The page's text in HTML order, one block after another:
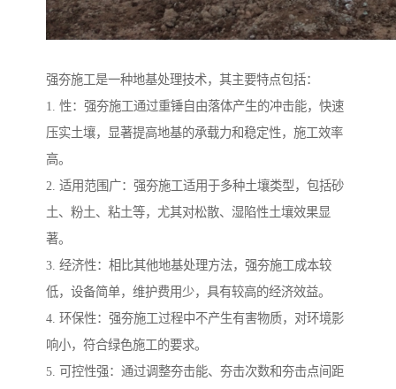
强夯施工是一种地基处理技术，其主要特点包括：
1. 性：强夯施工通过重锤自由落体产生的冲击能，快速
压实土壤，显著提高地基的承载力和稳定性，施工效率
高。
2. 适用范围广：强夯施工适用于多种土壤类型，包括砂
土、粉土、粘土等，尤其对松散、湿陷性土壤效果显
著。
3. 经济性：相比其他地基处理方法，强夯施工成本较
低，设备简单，维护费用少，具有较高的经济效益。
4. 环保性：强夯施工过程中不产生有害物质，对环境影
响小，符合绿色施工的要求。
5. 可控性强：通过调整夯击能、夯击次数和夯击点间距